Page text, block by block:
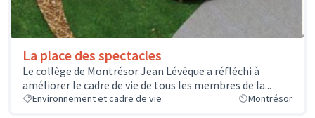
La place des spectacles
Le collège de Montrésor Jean Lévêque a réfléchi à
améliorer le cadre de vie de tous les membres de la...
Environnement et cadre de vie Montrésor